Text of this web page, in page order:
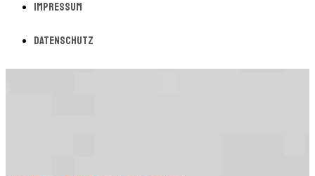
Impressum
Datenschutz